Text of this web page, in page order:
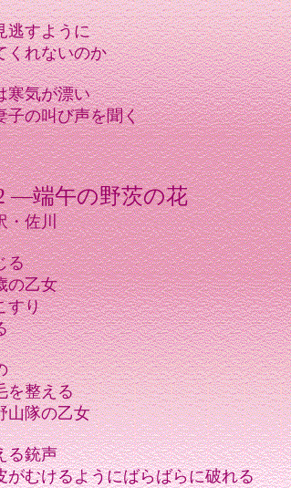
逃すように
くれないのか
寒気が漂い
子の叫び声を聞く
―端午の野茨の花
・佐川
る
の乙女
すり
を整える
山隊の乙女
る銃声
がむけるようにばらばらに破れる